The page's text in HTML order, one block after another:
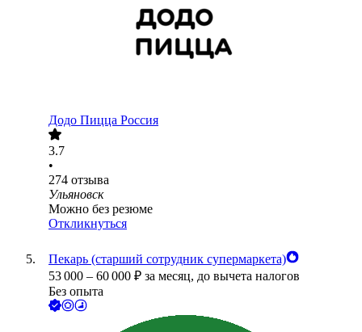
Додо Пицца Россия
3.7
•
274 отзыва
Ульяновск
Можно без резюме
Откликнуться
Пекарь (старший сотрудник супермаркета)
53 000 – 60 000 ₽ за месяц, до вычета налогов
Без опыта